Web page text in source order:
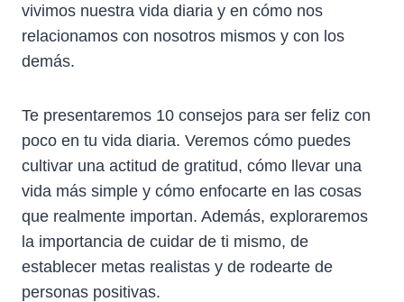
vivimos nuestra vida diaria y en cómo nos
relacionamos con nosotros mismos y con los
demás.
Te presentaremos 10 consejos para ser feliz con
poco en tu vida diaria. Veremos cómo puedes
cultivar una actitud de gratitud, cómo llevar una
vida más simple y cómo enfocarte en las cosas
que realmente importan. Además, exploraremos
la importancia de cuidar de ti mismo, de
establecer metas realistas y de rodearte de
personas positivas.